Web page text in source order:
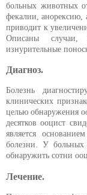
больных животных
фекалии, анорексию,
приводит к
Описаны случаи,
изнурительные
Диагноз.
Болезнь
клинических
целью обнаружения
десятков ооцист
является
болезни. У
обнаружить сотни
Лечение.